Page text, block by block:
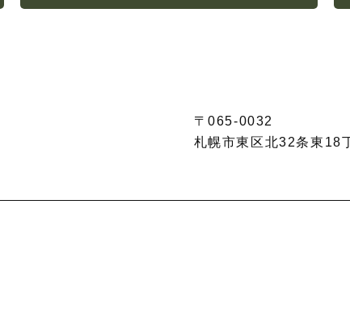
〒065-0032
札幌市東区北32条東18